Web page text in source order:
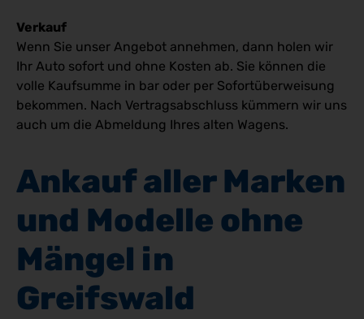
Verkauf
Wenn Sie unser Angebot annehmen, dann holen wir
Ihr Auto sofort und ohne Kosten ab. Sie können die
volle Kaufsumme in bar oder per Sofortüberweisung
bekommen. Nach Vertragsabschluss kümmern wir uns
auch um die Abmeldung Ihres alten Wagens.
Ankauf aller Marken
und Modelle ohne
Mängel in
Greifswald